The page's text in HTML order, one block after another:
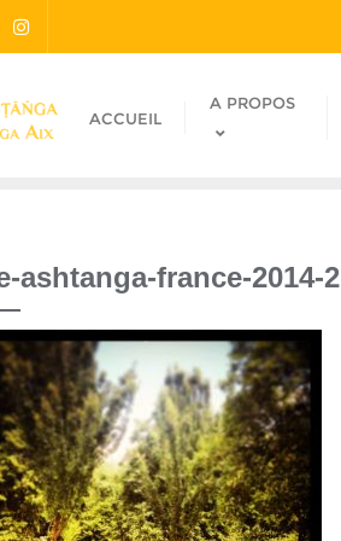
ACCUEIL
A PROPOS
ashtanga-france-2014-2